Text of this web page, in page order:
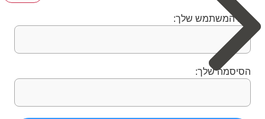
שם המשתמש שלך:
הסיסמה שלך: